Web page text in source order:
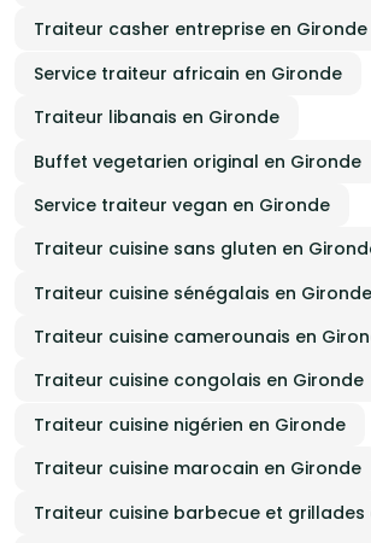
Traiteur casher entreprise en Gironde
Service traiteur africain en Gironde
Traiteur libanais en Gironde
Buffet vegetarien original en Gironde
Service traiteur vegan en Gironde
Traiteur cuisine sans gluten en
Traiteur cuisine sénégalais en Gironde
Traiteur cuisine camerounais en
Traiteur cuisine congolais en Gironde
Traiteur cuisine nigérien en Gironde
Traiteur cuisine marocain en Gironde
Traiteur cuisine barbecue et grillades